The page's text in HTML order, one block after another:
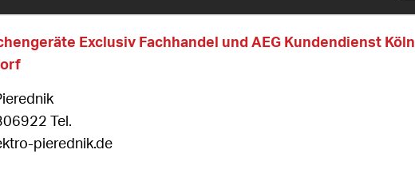
Exclusiv Fachhandel und AEG Kundendienst Köln
Tel.
pierednik.de